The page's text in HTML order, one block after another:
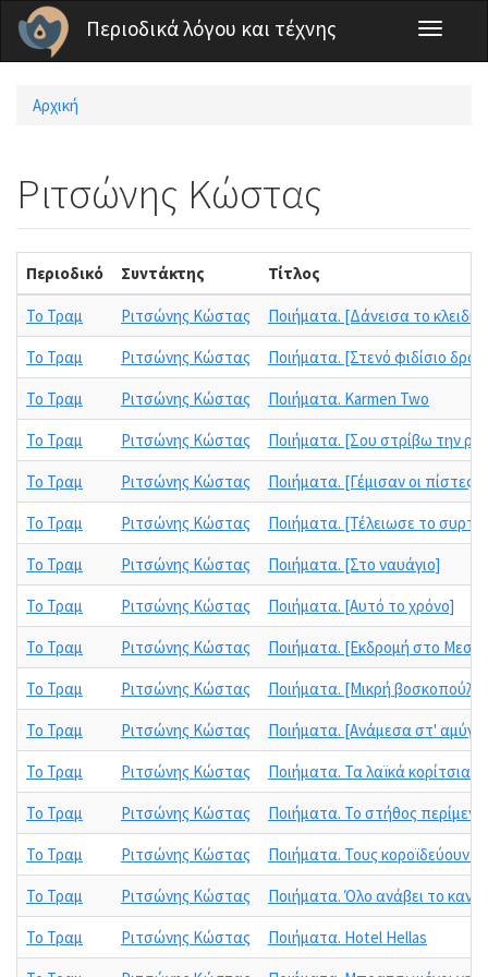
Παράκαμψη προς το κυρίως περιεχόμενο
Περιοδικά λόγου και τέχνης
Toggle
Είστε εδώ
Αρχική
Ριτσώνης Κώστας
Περιοδικό Συντάκτης Τίτλος
Το Τραμ Ριτσώνης Κώστας
Ποιήματα. [Δάνεισα το κλειδί
Το Τραμ
Ριτσώνης Κώστας
Ποιήματα. [Στενό φιδίσιο
Το Τραμ
Ριτσώνης Κώστας
Ποιήματα. Karmen Two
Το Τραμ
Ριτσώνης Κώστας
Ποιήματα. [Σου στρίβω την
Το Τραμ
Ριτσώνης Κώστας
Ποιήματα. [Γέμισαν οι πίστες]
Το Τραμ
Ριτσώνης Κώστας
Ποιήματα. [Τέλειωσε το συρτό]
Το Τραμ
Ριτσώνης Κώστας
Ποιήματα. [Στο ναυάγιο]
Το Τραμ
Ριτσώνης Κώστας
Ποιήματα. [Αυτό το χρόνο]
Το Τραμ
Ριτσώνης Κώστας
Ποιήματα. [Εκδρομή στο
Το Τραμ
Ριτσώνης Κώστας
Ποιήματα. [Μικρή βοσκοπούλα]
Το Τραμ
Ριτσώνης Κώστας
Ποιήματα. [Ανάμεσα στ'
Το Τραμ
Ριτσώνης Κώστας
Ποιήματα. Τα λαϊκά κορίτσια
Το Τραμ
Ριτσώνης Κώστας
Ποιήματα. Το στήθος
Το Τραμ
Ριτσώνης Κώστας
Ποιήματα. Τους κοροϊδεύουν
Το Τραμ
Ριτσώνης Κώστας
Ποιήματα. Όλο ανάβει το
Το Τραμ
Ριτσώνης Κώστας
Ποιήματα. Hotel Hellas